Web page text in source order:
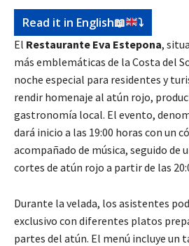
Read it in English📖 ⤵️
El Restaurante Eva Estepona,
más emblemáticas de la Costa del
noche especial para residentes y
rendir homenaje al atún rojo,
gastronomía local. El evento,
dará inicio a las 19:00 horas con un
acompañado de música, seguido de
cortes de atún rojo a partir de las
Durante la velada, los asistentes
exclusivo con diferentes platos
partes del atún. El menú incluye un